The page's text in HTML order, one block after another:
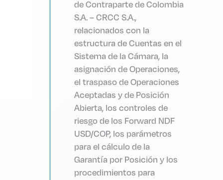
de Contraparte de Colombia
S.A. – CRCC S.A.,
relacionados con la
estructura de Cuentas en el
Sistema de la Cámara, la
asignación de Operaciones,
el traspaso de Operaciones
Aceptadas y de Posición
Abierta, los controles de
riesgo de los Forward NDF
USD/COP, los parámetros
para el cálculo de la
Garantía por Posición y los
procedimientos para